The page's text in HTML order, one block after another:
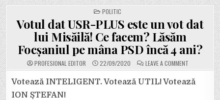
POSTED
IN
POLITIC
Votul dat USR-PLUS este un vot dat
lui Misăilă! Ce facem? Lăsăm
Focșaniul pe mâna PSD încă 4 ani?
PROFESIONAL EDITOR 22/09/2020 LEAVE A COMMENTON
VOTUL
USR-
PLUS
Votează INTELIGENT. Votează UTIL! Votează
ION ȘTEFAN!